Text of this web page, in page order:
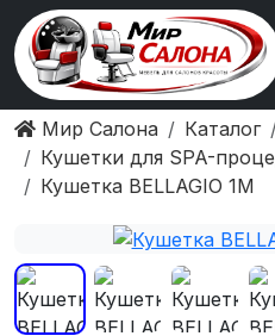
Мир Салона Каталог
Кушетки для SPA-
Кушетка BELLAGIO 1M